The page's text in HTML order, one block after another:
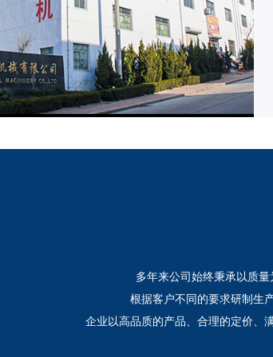
多年来公司始终秉承以质
根据客户不同的要求研制生
企业以高品质的产品、合理的定价、